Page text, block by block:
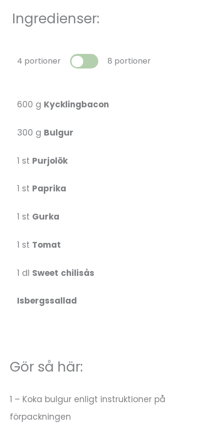
Ingredienser:
4 portioner 8 portioner
600 g Kycklingbacon
300 g Bulgur
1 st Purjolök
1 st Paprika
1 st Gurka
1 st Tomat
1 dl Sweet chilisås
Isbergssallad
Gör så här:
1 – Koka bulgur enligt instruktioner på
förpackningen